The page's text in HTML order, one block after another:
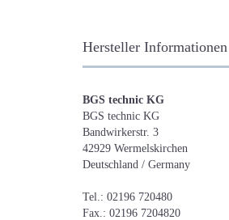
Hersteller Informationen
BGS technic KG
BGS technic KG
Bandwirkerstr. 3
42929 Wermelskirchen
Deutschland / Germany
Tel.: 02196 720480
Fax.: 02196 7204820